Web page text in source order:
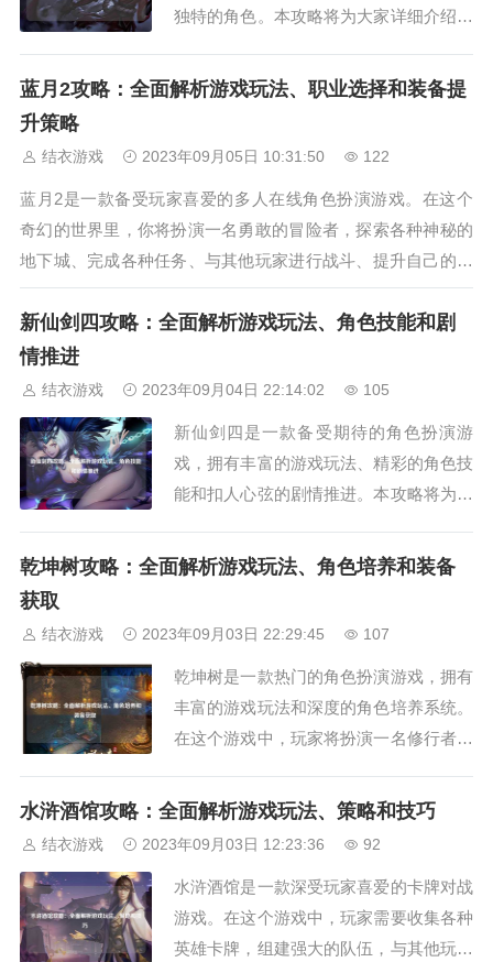
独特的角色。本攻略将为大家详细介绍古
介绍、剧情分析以及一些技巧和秘籍。游
来提升自己的实力。游戏采用了回合制战
斗和探索的方...
蓝月2攻略：全面解析游戏玩法、职业选择和装备提
升策略
结衣游戏 2023年09月05日 10:31:50 122
蓝月2是一款备受玩家喜爱的多人在线角色扮演游戏。在这个
奇幻的世界里，你将扮演一名勇敢的冒险者，探索各种神秘的
地下城、完成各种任务、与其他玩家进行战斗、提升自己的实
力。本攻略将为你详细介绍蓝月2的各个方面，帮助你在游戏
中取得更好的成绩。游戏玩法蓝月2的游戏玩法非常丰富多
样。你可以选择不同的职业，包括战...
新仙剑四攻略：全面解析游戏玩法、角色技能和剧
情推进
结衣游戏 2023年09月04日 22:14:02 105
新仙剑四是一款备受期待的角色扮演游
戏，拥有丰富的游戏玩法、精彩的角色技
能和扣人心弦的剧情推进。本攻略将为您
掌握游戏的要领和策略。游戏玩法解析在
任务、支线任务、副本挑战、装备强化和
社交互动等。主...
乾坤树攻略：全面解析游戏玩法、角色培养和装备
获取
结衣游戏 2023年09月03日 22:29:45 107
乾坤树是一款热门的角色扮演游戏，拥有
丰富的游戏玩法和深度的角色培养系统。
在这个游戏中，玩家将扮演一名修行者，
自己的实力。本攻略将为您详细介绍乾坤
非常多样化，主要包括以下几个方面：1.
探索地下...
水浒酒馆攻略：全面解析游戏玩法、策略和技巧
结衣游戏 2023年09月03日 12:23:36 92
水浒酒馆是一款深受玩家喜爱的卡牌对战
游戏。在这个游戏中，玩家需要收集各种
英雄卡牌，组建强大的队伍，与其他玩家